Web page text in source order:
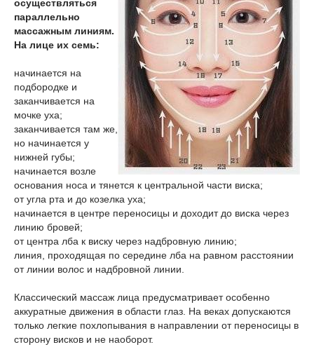
осуществляться
параллельно
массажным линиям.
На лице их семь:
начинается на
подбородке и
заканчивается на
мочке уха;
заканчивается там же,
но начинается у
нижней губы;
начинается возле
основания носа и тянется к центральной части виска;
от угла рта и до козелка уха;
начинается в центре переносицы и доходит до виска через
линию бровей;
от центра лба к виску через надбровную линию;
линия, проходящая по середине лба на равном расстоянии
от линии волос и надбровной линии.
Классический массаж лица предусматривает особенно
аккуратные движения в области глаз. На веках допускаются
только легкие похлопывания в направлении от переносицы в
сторону висков и не наоборот.